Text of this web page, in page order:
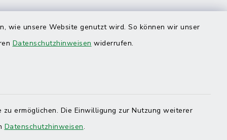
wie unsere Website genutzt wird. So können wir unser
Datenschutzhinweisen widerrufen.
ermöglichen. Die Einwilligung zur Nutzung weiterer
Datenschutzhinweisen.